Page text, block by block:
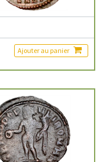
Ajouter au panier